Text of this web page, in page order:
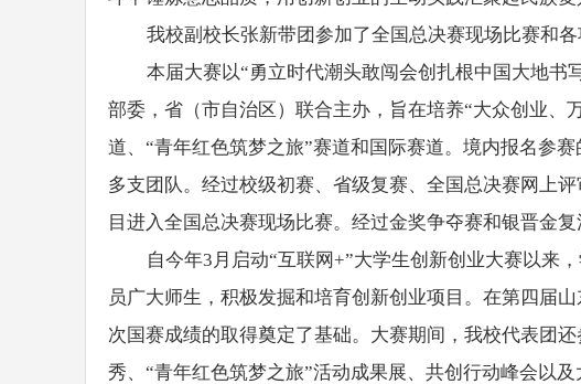
我校副校长张新带团参加了全国总决赛现场比赛和各
本届大赛以“勇立时代潮头敢闯会创扎根中国大地
部委，省（市自治区）联合主办，旨在培养“大众创业
道、“青年红色筑梦之旅”赛道和国际赛道。境内报名参
多支团队。经过校级初赛、省级复赛、全国总决赛网上
目进入全国总决赛现场比赛。经过金奖争夺赛和银晋金
自今年3月启动“互联网+”大学生创新创业大赛以来
员广大师生，积极发掘和培育创新创业项目。在第四届
次国赛成绩的取得奠定了基础。大赛期间，我校代表团
秀、“青年红色筑梦之旅”活动成果展、共创行动峰会以及